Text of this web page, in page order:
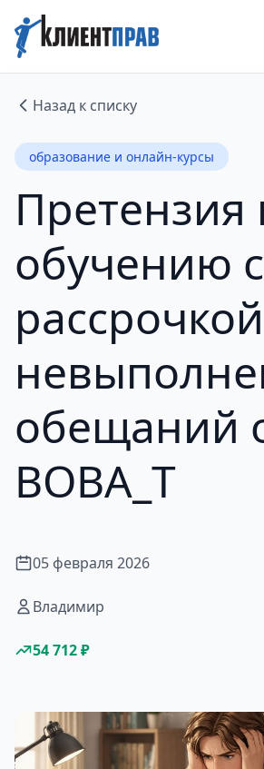
Назад к списку
образование и онлайн-курсы
Претензия
обучению с
обещаний
BOBA_T
05 февраля 2026
Владимир
54 712 ₽